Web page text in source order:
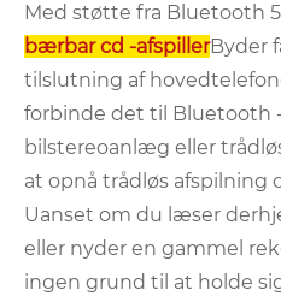
Med støtte fra Bluetooth
bærbar cd -afspillerByder
tilslutning af
forbinde det til Bluetooth
bilstereoanlæg eller
at opnå trådløs afspilning
Uanset om du læser
eller nyder en gammel
ingen grund til at holde